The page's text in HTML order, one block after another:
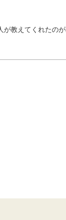
教えてくれたのが